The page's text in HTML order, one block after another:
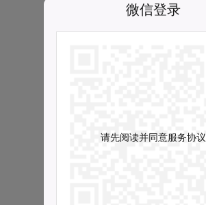
微信登录
请先阅读并同意服务协议